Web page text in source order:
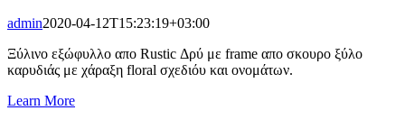
admin2020-04-12T15:23:19+03:00
Ξύλινο εξώφυλλο απο Rustic Δρύ με frame απο σκουρο ξύλο
καρυδιάς με χάραξη floral σχεδιόυ και ονομάτων.
Learn More